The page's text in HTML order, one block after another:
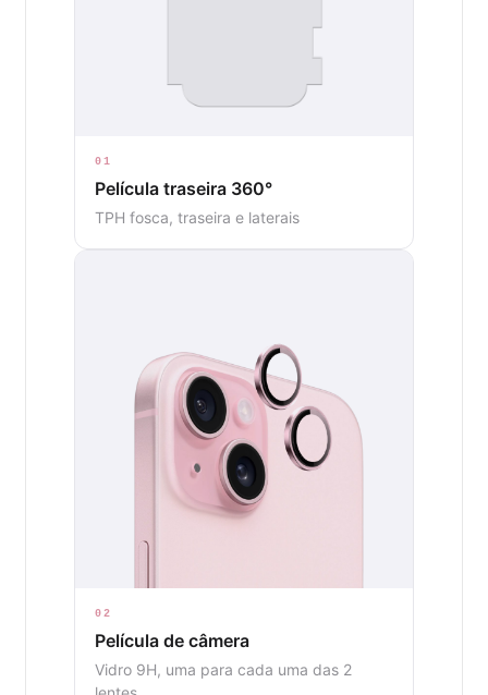
01
Película traseira 360°
TPH fosca, traseira e laterais
02
Película de câmera
Vidro 9H, uma para cada uma das 2